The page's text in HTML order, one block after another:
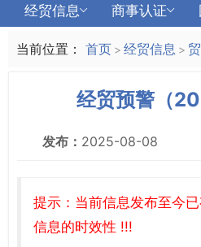
经贸信息
商事认证
当前位置： 首页 > 经贸信息 >
经贸预警（
发布： 2025-08-08
提示：当前信息发布至今
信息的时效性 !!!